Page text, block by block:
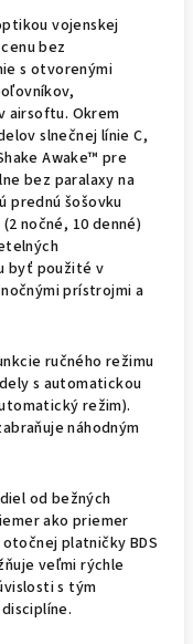
vojenskej
bez
s otvorenými
airsoftu. Okrem
slnečnej línie C,
Awake™ pre
bez paralaxy na
prednú šošovku
nočné, 10 denné)
byť použité v
prístrojmi a
ručného režimu
s automatickou
režim).
náhodným
od bežných
ako priemer
platničky BDS
veľmi rýchle
s tým